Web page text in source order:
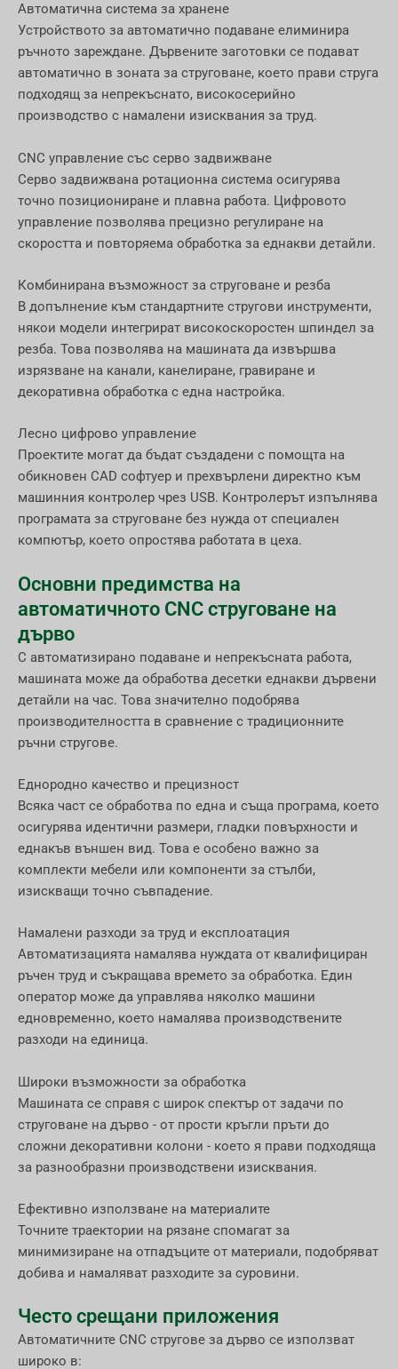
Автоматична система за хранене
Устройството за автоматично подаване елиминира
ръчното зареждане. Дървените заготовки се подават
автоматично в зоната за струговане, което прави струга
подходящ за непрекъснато, високосерийно
производство с намалени изисквания за труд.
CNC управление със серво задвижване
Серво задвижвана ротационна система осигурява
точно позициониране и плавна работа. Цифровото
управление позволява прецизно регулиране на
скоростта и повторяема обработка за еднакви детайли.
Комбинирана възможност за струговане и резба
В допълнение към стандартните стругови инструменти,
някои модели интегрират високоскоростен шпиндел за
резба. Това позволява на машината да извършва
изрязване на канали, канелиране, гравиране и
декоративна обработка с една настройка.
Лесно цифрово управление
Проектите могат да бъдат създадени с помощта на
обикновен CAD софтуер и прехвърлени директно към
машинния контролер чрез USB. Контролерът изпълнява
програмата за струговане без нужда от специален
компютър, което опростява работата в цеха.
Основни предимства на
автоматичното CNC струговане на
дърво
С автоматизирано подаване и непрекъсната работа,
машината може да обработва десетки еднакви дървени
детайли на час. Това значително подобрява
производителността в сравнение с традиционните
ръчни стругове.
Еднородно качество и прецизност
Всяка част се обработва по една и съща програма, което
осигурява идентични размери, гладки повърхности и
еднакъв външен вид. Това е особено важно за
комплекти мебели или компоненти за стълби,
изискващи точно съвпадение.
Намалени разходи за труд и експлоатация
Автоматизацията намалява нуждата от квалифициран
ръчен труд и съкращава времето за обработка. Един
оператор може да управлява няколко машини
едновременно, което намалява производствените
разходи на единица.
Широки възможности за обработка
Машината се справя с широк спектър от задачи по
струговане на дърво - от прости кръгли пръти до
сложни декоративни колони - което я прави подходяща
за разнообразни производствени изисквания.
Ефективно използване на материалите
Точните траектории на рязане спомагат за
минимизиране на отпадъците от материали, подобряват
добива и намаляват разходите за суровини.
Често срещани приложения
Автоматичните CNC стругове за дърво се използват
широко в: